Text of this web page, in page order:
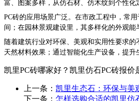
富、图案多样，从仿石材、仿木纹到个性化
PC砖的应用场景广泛。在市政工程中，常用
间；在园林景观建设里，其多样化的外观能
随着建筑行业对环保、美观和实用性要求的
天然材料效果；通过智能化生产设备，提
凯里PC砖哪家好？凯里仿石PC砖报
上一条： 凯里生态石：环保与美
下一条： 怎样选购合适的凯里仿